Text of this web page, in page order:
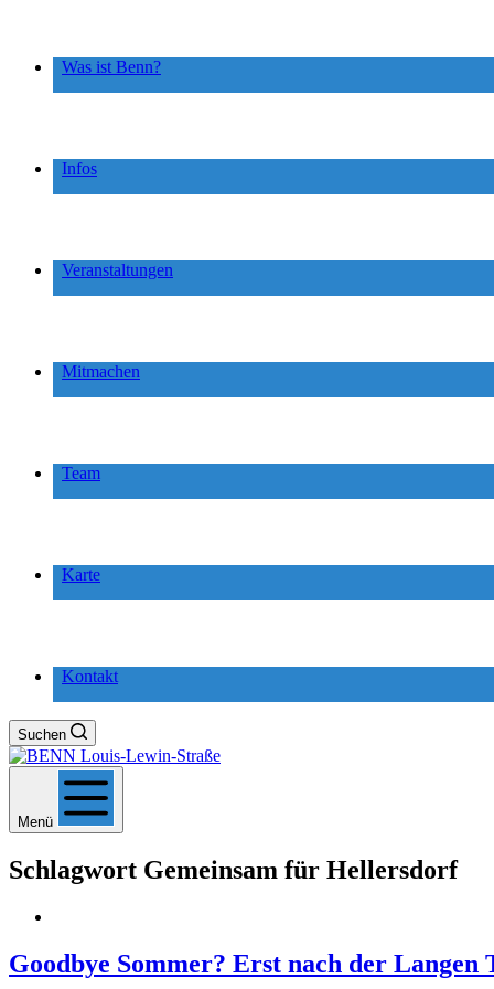
Was ist Benn?
Infos
Veranstaltungen
Mitmachen
Team
Karte
Kontakt
Suchen
Menü
Schlagwort Gemeinsam für Hellersdorf
Goodbye Sommer? Erst nach der Langen